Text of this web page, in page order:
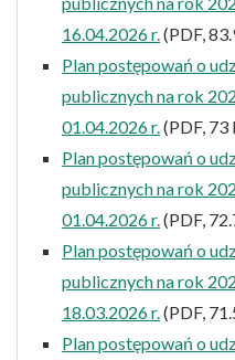
16.04.2026 r.(PDF,
Plan postępowań o
publicznych na rok
01.04.2026 r.(PDF, 73
Plan postępowań o
publicznych na rok
01.04.2026 r.(PDF,
Plan postępowań o
publicznych na rok
18.03.2026 r.(PDF,
Plan postępowań o